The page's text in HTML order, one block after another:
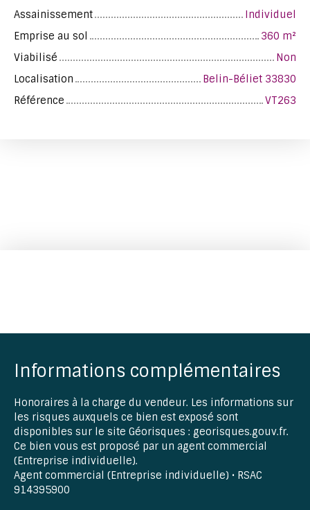
Assainissement
Individuel
Emprise au sol
360 m²
Viabilisé
Non
Localisation
Belin-Béliet 33830
Référence
VT263
Informations complémentaires
Honoraires à la charge du vendeur. Les informations sur
les risques auxquels ce bien est exposé sont
disponibles sur le site Géorisques : georisques.gouv.fr.
Ce bien vous est proposé par un agent commercial
(Entreprise individuelle).
Agent commercial (Entreprise individuelle) • RSAC
914395900